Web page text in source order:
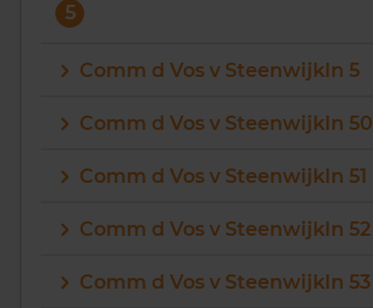
5
Comm d Vos v Steenwijkln 5
Comm d Vos v Steenwijkln 50
Comm d Vos v Steenwijkln 51
Comm d Vos v Steenwijkln 52
Comm d Vos v Steenwijkln 53